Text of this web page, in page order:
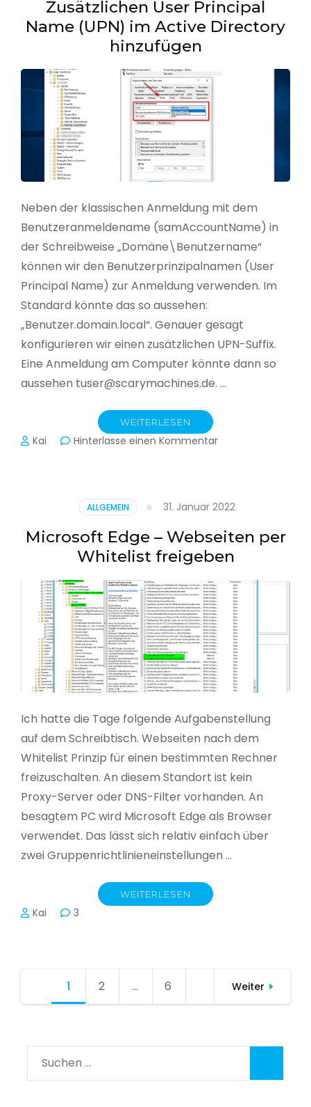
Zusätzlichen User Principal
Name (UPN) im Active Directory
hinzufügen
Neben der klassischen Anmeldung mit dem
Benutzeranmeldename (samAccountName) in
der Schreibweise „Domäne\Benutzername“
können wir den Benutzerprinzipalnamen (User
Principal Name) zur Anmeldung verwenden. Im
Standard könnte das so aussehen:
„Benutzer.domain.local“. Genauer gesagt
konfigurieren wir einen zusätzlichen UPN-Suffix.
Eine Anmeldung am Computer könnte dann so
aussehen tuser@scarymachines.de. …
WEITERLESEN
Kai Hinterlasse einen Kommentarzu
(UPN)
im
Active
Directory
ALLGEMEIN 31. Januar 2022
Microsoft Edge – Webseiten per
Whitelist freigeben
Ich hatte die Tage folgende Aufgabenstellung
auf dem Schreibtisch. Webseiten nach dem
Whitelist Prinzip für einen bestimmten Rechner
freizuschalten. An diesem Standort ist kein
Proxy-Server oder DNS-Filter vorhanden. An
besagtem PC wird Microsoft Edge als Browser
verwendet. Das lässt sich relativ einfach über
zwei Gruppenrichtlinieneinstellungen …
WEITERLESEN
Kai 3
Seitennummerierung
1 Seite
2 … Seite
6 Weiter
Suchen
nach: